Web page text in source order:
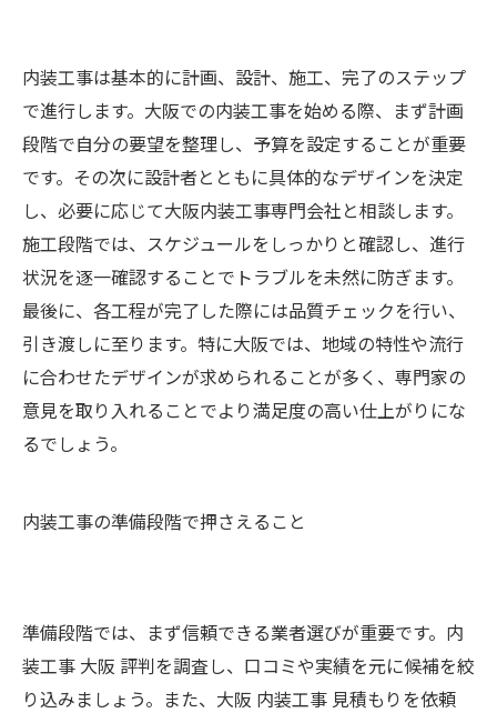
内装工事は基本的に計画、設計、施工、完了のステップ
で進行します。大阪での内装工事を始める際、まず計画
段階で自分の要望を整理し、予算を設定することが重要
です。その次に設計者とともに具体的なデザインを決定
し、必要に応じて大阪内装工事専門会社と相談します。
施工段階では、スケジュールをしっかりと確認し、進行
状況を逐一確認することでトラブルを未然に防ぎます。
最後に、各工程が完了した際には品質チェックを行い、
引き渡しに至ります。特に大阪では、地域の特性や流行
に合わせたデザインが求められることが多く、専門家の
意見を取り入れることでより満足度の高い仕上がりにな
るでしょう。
内装工事の準備段階で押さえること
準備段階では、まず信頼できる業者選びが重要です。内
装工事 大阪 評判を調査し、口コミや実績を元に候補を絞
り込みましょう。また、大阪 内装工事 見積もりを依頼